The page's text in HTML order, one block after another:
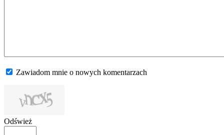
Zawiadom mnie o nowych komentarzach
Odśwież